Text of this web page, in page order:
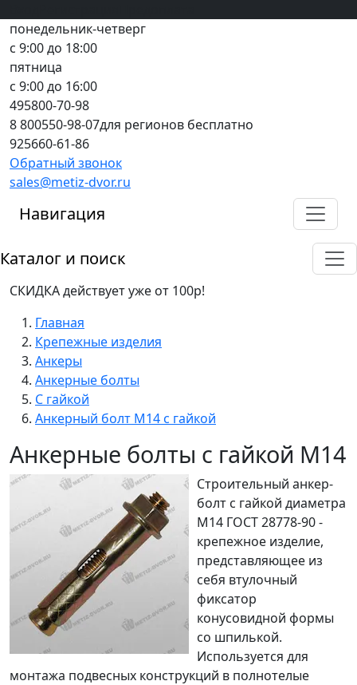
понедельник-четверг
с 9:00 до 18:00
пятница
с 9:00 до 16:00
495800-70-98
8 800550-98-07для регионов бесплатно
925660-61-86
Обратный звонок
sales@metiz-dvor.ru
Навигация
Каталог и поиск
СКИДКА действует уже от 100р!
Главная
Крепежные изделия
Анкеры
Анкерные болты
С гайкой
Анкерный болт М14 с гайкой
Анкерные болты с гайкой М14
Строительный анкер-
болт с гайкой диаметра
М14 ГОСТ 28778-90 -
крепежное изделие,
представляющее из
себя втулочный
фиксатор
конусовидной формы
со шпилькой.
Используется для
монтажа подвесных конструкций в полнотелые